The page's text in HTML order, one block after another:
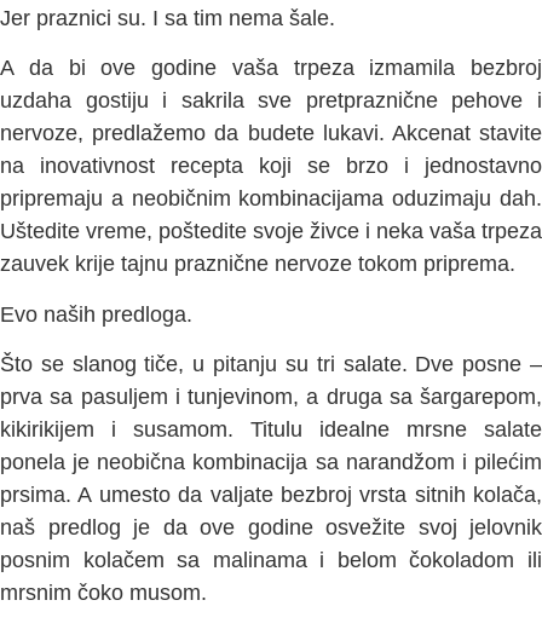
Jer praznici su. I sa tim nema šale.
A da bi ove godine vaša trpeza izmamila bezbroj
uzdaha gostiju i sakrila sve pretpraznične pehove i
nervoze, predlažemo da budete lukavi. Akcenat stavite
na inovativnost recepta koji se brzo i jednostavno
pripremaju a neobičnim kombinacijama oduzimaju dah.
Uštedite vreme, poštedite svoje živce i neka vaša trpeza
zauvek krije tajnu praznične nervoze tokom priprema.
Evo naših predloga.
Što se slanog tiče, u pitanju su tri salate. Dve posne –
prva sa pasuljem i tunjevinom, a druga sa šargarepom,
kikirikijem i susamom. Titulu idealne mrsne salate
ponela je neobična kombinacija sa narandžom i pilećim
prsima. A umesto da valjate bezbroj vrsta sitnih kolača,
naš predlog je da ove godine osvežite svoj jelovnik
posnim kolačem sa malinama i belom čokoladom ili
mrsnim čoko musom.